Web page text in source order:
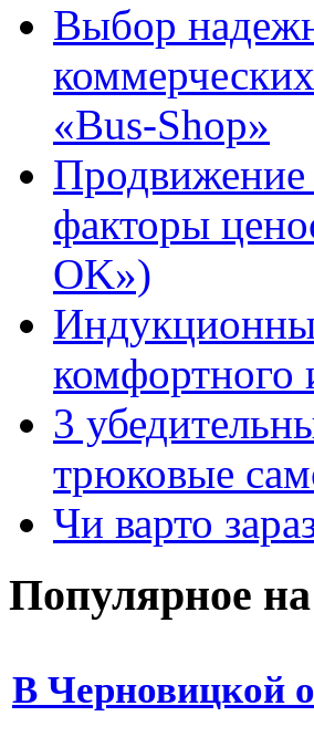
Выбор
«Bus-Shop»
Продвижение
факторы
OK»)
комфортного
3
трюковые
Чи варто
Популярное на
В Черновицкой